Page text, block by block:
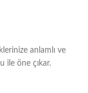
anlamlı ve
ile öne çıkar.